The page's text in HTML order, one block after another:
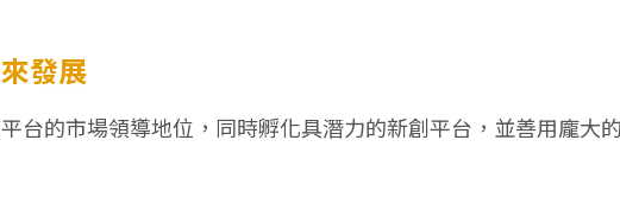
發展
台的市場領導地位，同時孵化具潛力的新創平台，並善用龐大